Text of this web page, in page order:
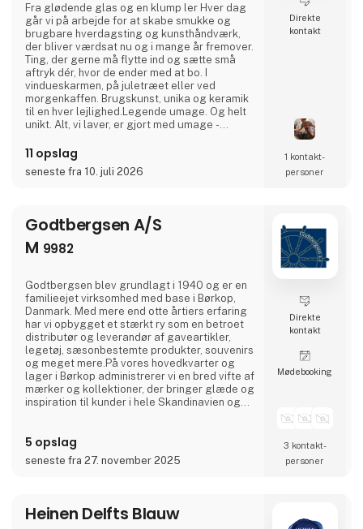
Fra glødende glas og en klump ler Hver dag
går vi på arbejde for at skabe smukke og
brugbare hverdagsting og kunsthåndværk,
der bliver værdsat nu og i mange år fremover.
Ting, der gerne må flytte ind og sætte små
aftryk dér, hvor de ender med at bo. I
vindueskarmen, på juletræet eller ved
morgenkaffen. Brugskunst, unika og keramik
til en hver lejlighed.Legende umage. Og helt
unikt. Alt, vi laver, er gjort med umage -
ting er præget af de hænder, og den mund,
der har formet det. Og selvom vi har en sikker
hånd, så er hver ting helt sin egen, formet på
11 opslag
seneste fra 10. juli 2026
Direkte
kontakt
1 kontakt­
personer
Godtbergsen A/S
M 9982
Godtbergsen blev grundlagt i 1940 og er en
familieejet virksomhed med base i Børkop,
Danmark. Med mere end otte årtiers erfaring
har vi opbygget et stærkt ry som en betroet
distributør og leverandør af gaveartikler,
legetøj, sæsonbestemte produkter, souvenirs
og meget mere.På vores hovedkvarter og
lager i Børkop administrerer vi en bred vifte af
mærker og kollektioner, der bringer glæde og
inspiration til kunder i hele Skandinavien og
Willow Tree og Disney, som har været en del
af vores sortiment i mange år og fortsat
glæder både samlere og gavegivere.Vores
5 opslag
seneste fra 27. november 2025
Direkte
kontakt
Møde­booking
3 kontakt­
personer
Heinen Delfts Blauw